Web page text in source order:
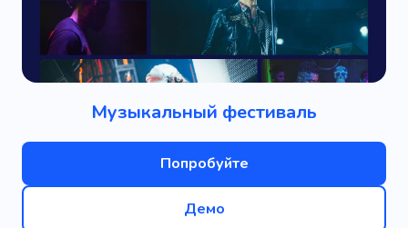
Музыкальный фестиваль
Попробуйте
Демо